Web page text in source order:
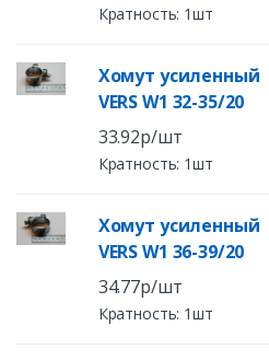
Кратность: 1шт
Хомут усиленный
VERS W1 32-35/20
33.92р/шт
Кратность: 1шт
Хомут усиленный
VERS W1 36-39/20
34.77р/шт
Кратность: 1шт